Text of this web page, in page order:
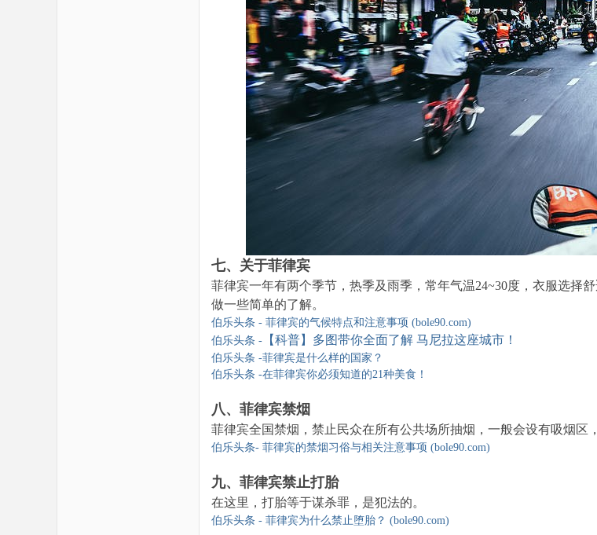
七、关于菲律宾
菲律宾一年有两个季节，热季及雨季，常年气温24~30度，衣服选择
做一些简单的了解。
伯乐头条 - 菲律宾的气候特点和注意事项 (bole90.com)
伯乐头条 - 【科普】多图带你全面了解 马尼拉这座城市！
伯乐头条 -菲律宾是什么样的国家？
伯乐头条 -在菲律宾你必须知道的21种美食！
八、菲律宾禁烟
菲律宾全国禁烟，禁止民众在所有公共场所抽烟，一般会设有吸烟区
伯乐头条- 菲律宾的禁烟习俗与相关注意事项 (bole90.com)
九、菲律宾禁止打胎
在这里，打胎等于谋杀罪，是犯法的。
伯乐头条 - 菲律宾为什么禁止堕胎？ (bole90.com)